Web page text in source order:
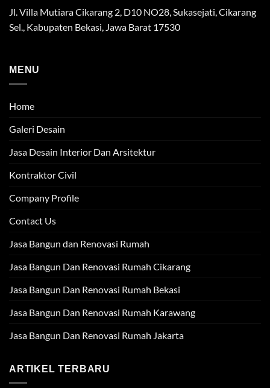
Jl. Villa Mutiara Cikarang 2, D10 NO28, Sukasejati, Cikarang
Sel., Kabupaten Bekasi, Jawa Barat 17530
MENU
Home
Galeri Desain
Jasa Desain Interior Dan Arsitektur
Kontraktor Civil
Company Profile
Contact Us
Jasa Bangun dan Renovasi Rumah
Jasa Bangun Dan Renovasi Rumah Cikarang
Jasa Bangun Dan Renovasi Rumah Bekasi
Jasa Bangun Dan Renovasi Rumah Karawang
Jasa Bangun Dan Renovasi Rumah Jakarta
ARTIKEL TERBARU